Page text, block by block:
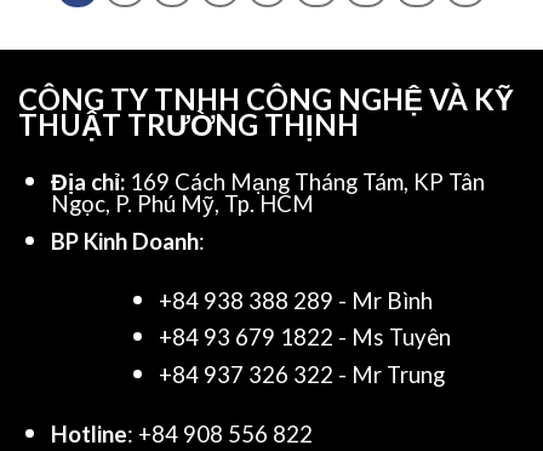
CÔNG TY TNHH CÔNG NGHỆ VÀ KỸ
THUẬT TRƯỜNG THỊNH
Địa chỉ: 169 Cách Mạng Tháng Tám, KP Tân
Ngọc, P. Phú Mỹ, Tp. HCM
BP Kinh Doanh:
+84 938 388 289 - Mr Bình
+84 93 679 1822 - Ms Tuyên
+84 937 326 322 - Mr Trung
Hotline: +84 908 556 822